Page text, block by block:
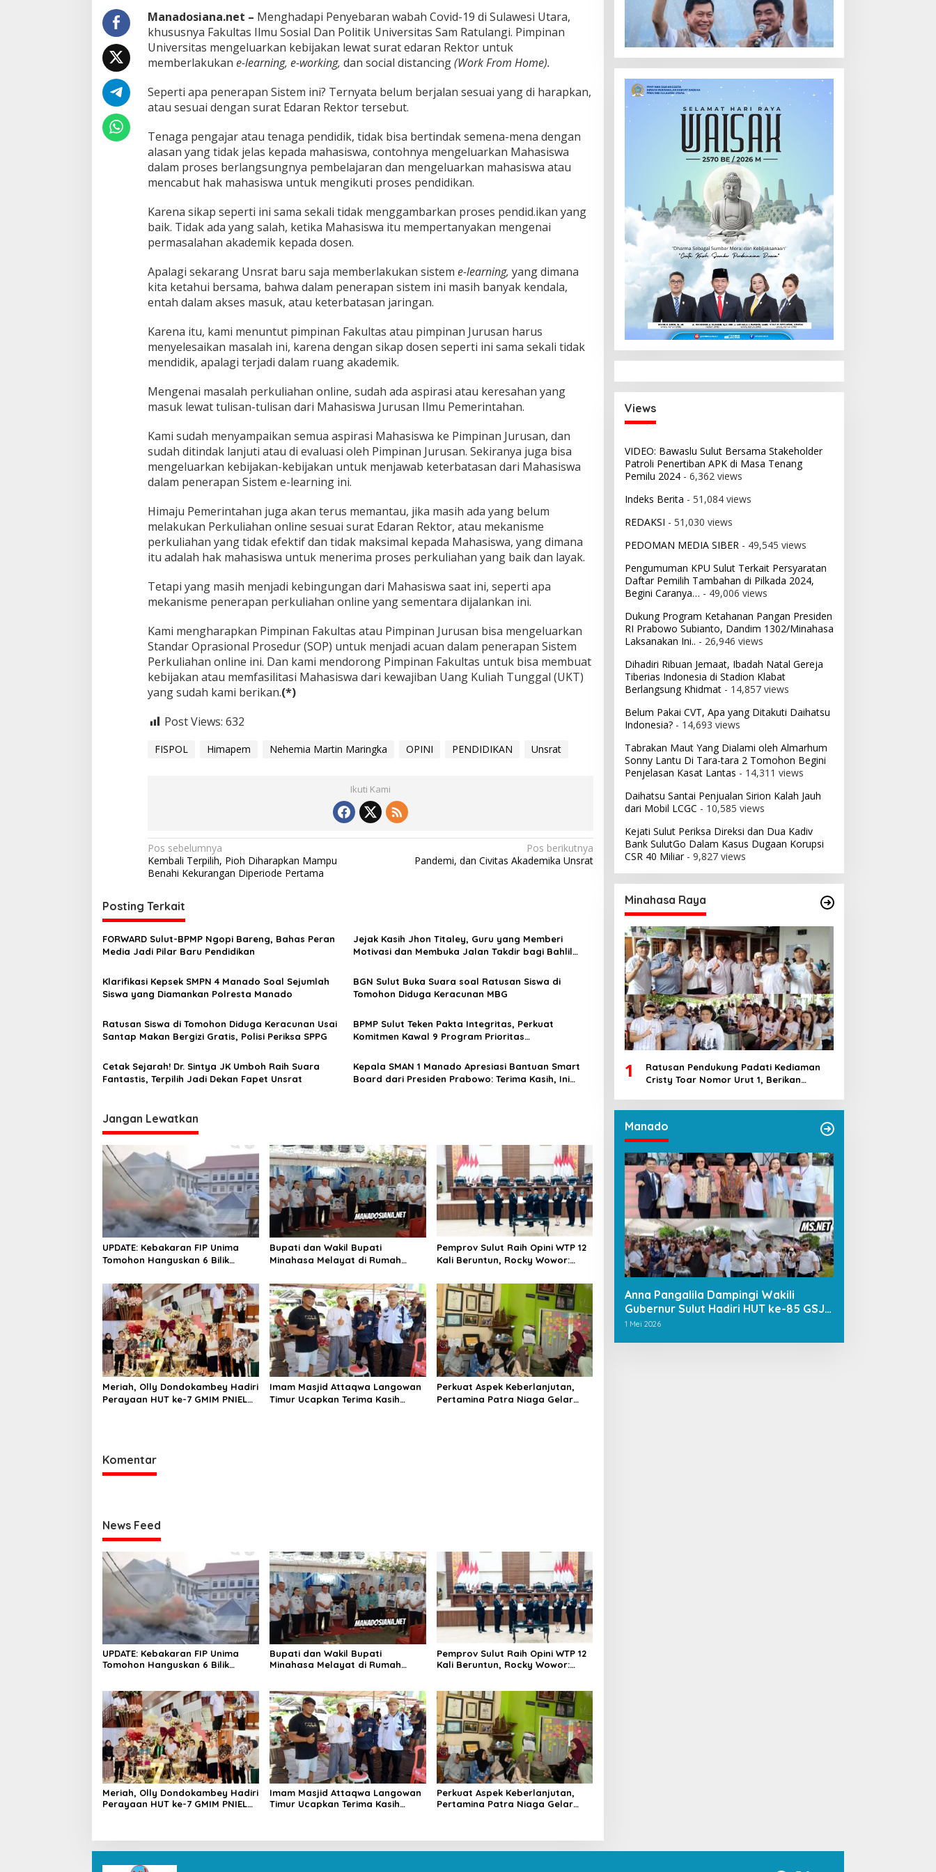
a
n
H
a
k
a
h
s
s
w
a
Manadosiana.net – Menghadapi Penyebaran wabah Covid-19 di Sulawesi Utara,
khususnya Fakultas Ilmu Sosial Dan Politik Universitas Sam Ratulangi. Pimpinan
Universitas mengeluarkan kebijakan lewat surat edaran Rektor untuk
memberlakukan e-learning, e-working, dan social distancing(Work From Home).
Seperti apa penerapan Sistem ini? Ternyata belum berjalan sesuai yang di harapkan,
atau sesuai dengan surat Edaran Rektor tersebut.
Tenaga pengajar atau tenaga pendidik, tidak bisa bertindak semena-mena dengan
alasan yang tidak jelas kepada mahasiswa, contohnya mengeluarkan Mahasiswa
dalam proses berlangsungnya pembelajaran dan mengeluarkan mahasiswa atau
mencabut hak mahasiswa untuk mengikuti proses pendidikan.
Karena sikap seperti ini sama sekali tidak menggambarkan proses pendid.ikan yang
baik. Tidak ada yang salah, ketika Mahasiswa itu mempertanyakan mengenai
permasalahan akademik kepada dosen.
Apalagi sekarang Unsrat baru saja memberlakukan sistem e-learning, yang dimana
kita ketahui bersama, bahwa dalam penerapan sistem ini masih banyak kendala,
entah dalam akses masuk, atau keterbatasan jaringan.
Karena itu, kami menuntut pimpinan Fakultas atau pimpinan Jurusan harus
menyelesaikan masalah ini, karena dengan sikap dosen seperti ini sama sekali tidak
mendidik, apalagi terjadi dalam ruang akademik.
Mengenai masalah perkuliahan online, sudah ada aspirasi atau keresahan yang
masuk lewat tulisan-tulisan dari Mahasiswa Jurusan Ilmu Pemerintahan.
Kami sudah menyampaikan semua aspirasi Mahasiswa ke Pimpinan Jurusan, dan
sudah ditindak lanjuti atau di evaluasi oleh Pimpinan Jurusan. Sekiranya juga bisa
mengeluarkan kebijakan-kebijakan untuk menjawab keterbatasan dari Mahasiswa
dalam penerapan Sistem e-learning ini.
Himaju Pemerintahan juga akan terus memantau, jika masih ada yang belum
melakukan Perkuliahan online sesuai surat Edaran Rektor, atau mekanisme
perkuliahan yang tidak efektif dan tidak maksimal kepada Mahasiswa, yang dimana
itu adalah hak mahasiswa untuk menerima proses perkuliahan yang baik dan layak.
Tetapi yang masih menjadi kebingungan dari Mahasiswa saat ini, seperti apa
mekanisme penerapan perkuliahan online yang sementara dijalankan ini.
Kami mengharapkan Pimpinan Fakultas atau Pimpinan Jurusan bisa mengeluarkan
Standar Oprasional Prosedur (SOP) untuk menjadi acuan dalam penerapan Sistem
Perkuliahan online ini. Dan kami mendorong Pimpinan Fakultas untuk bisa membuat
kebijakan atau memfasilitasi Mahasiswa dari kewajiban Uang Kuliah Tunggal (UKT)
yang sudah kami berikan.(*)
Post Views: 632
FISPOL Himapem Nehemia Martin Maringka OPINI PENDIDIKAN Unsrat
Ikuti Kami
N
a
i
g
a
i
p
o
s
Pos sebelumnya
Kembali Terpilih, Pioh Diharapkan Mampu
Benahi Kekurangan Diperiode Pertama
Pos berikutnya
Pandemi, dan Civitas Akademika Unsrat
Posting Terkait
FORWARD Sulut-BPMP Ngopi Bareng, Bahas Peran
Media Jadi Pilar Baru Pendidikan
Jejak Kasih Jhon Titaley, Guru yang Memberi
Motivasi dan Membuka Jalan Takdir bagi Bahlil
Klarifikasi Kepsek SMPN 4 Manado Soal Sejumlah
Siswa yang Diamankan Polresta Manado
BGN Sulut Buka Suara soal Ratusan Siswa di
Tomohon Diduga Keracunan MBG
Ratusan Siswa di Tomohon Diduga Keracunan Usai
Santap Makan Bergizi Gratis, Polisi Periksa SPPG
BPMP Sulut Teken Pakta Integritas, Perkuat
Komitmen Kawal 9 Program Prioritas
Cetak Sejarah! Dr. Sintya JK Umboh Raih Suara
Fantastis, Terpilih Jadi Dekan Fapet Unsrat
Kepala SMAN 1 Manado Apresiasi Bantuan Smart
Board dari Presiden Prabowo: Terima Kasih, Ini
Jangan Lewatkan
UPDATE: Kebakaran FIP Unima
Tomohon Hanguskan 6 Bilik
Bupati dan Wakil Bupati
Minahasa Melayat di Rumah
Pangemanan di Remboken
Pemprov Sulut Raih Opini WTP 12
Kali Beruntun, Rocky Wowor:
Meriah, Olly Dondokambey Hadiri
Perayaan HUT ke-7 GMIM PNIEL
Imam Masjid Attaqwa Langowan
Timur Ucapkan Terima Kasih
Perkuat Aspek Keberlanjutan,
Pertamina Patra Niaga Gelar
Komentar
News Feed
UPDATE: Kebakaran FIP Unima
Tomohon Hanguskan 6 Bilik
Bupati dan Wakil Bupati
Minahasa Melayat di Rumah
Pemprov Sulut Raih Opini WTP 12
Kali Beruntun, Rocky Wowor:
Meriah, Olly Dondokambey Hadiri
Perayaan HUT ke-7 GMIM PNIEL
Imam Masjid Attaqwa Langowan
Timur Ucapkan Terima Kasih
Perkuat Aspek Keberlanjutan,
Pertamina Patra Niaga Gelar
Views
VIDEO: Bawaslu Sulut Bersama Stakeholder
Patroli Penertiban APK di Masa Tenang
Pemilu 2024- 6,362 views
Indeks Berita - 51,084 views
REDAKSI - 51,030 views
PEDOMAN MEDIA SIBER- 49,545 views
Pengumuman KPU Sulut Terkait Persyaratan
Daftar Pemilih Tambahan di Pilkada 2024,
Begini Caranya… - 49,006 views
Dukung Program Ketahanan Pangan Presiden
RI Prabowo Subianto, Dandim 1302/Minahasa
Laksanakan Ini.. - 26,946 views
Dihadiri Ribuan Jemaat, Ibadah Natal Gereja
Tiberias Indonesia di Stadion Klabat
Berlangsung Khidmat- 14,857 views
Belum Pakai CVT, Apa yang Ditakuti Daihatsu
Indonesia?- 14,693 views
Tabrakan Maut Yang Dialami oleh Almarhum
Sonny Lantu Di Tara-tara 2 Tomohon Begini
Penjelasan Kasat Lantas - 14,311 views
Daihatsu Santai Penjualan Sirion Kalah Jauh
dari Mobil LCGC - 10,585 views
Kejati Sulut Periksa Direksi dan Dua Kadiv
Bank SulutGo Dalam Kasus Dugaan Korupsi
CSR 40 Miliar- 9,827 views
Minahasa Raya
1
Ratusan Pendukung Padati Kediaman
Cristy Toar Nomor Urut 1, Berikan
Manado
Anna Pangalila Dampingi Wakili
Gubernur Sulut Hadiri HUT ke-85 GSJA
Se-Sulut–Gorontalo di Langowan
1 Mei 2026